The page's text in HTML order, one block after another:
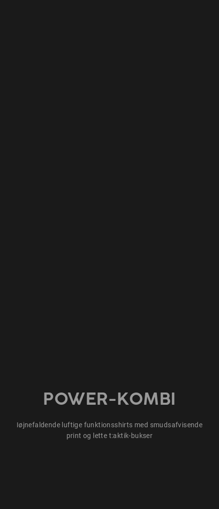
POWER-KOMBI
Iøjnefaldende luftige funktionsshirts med smudsafvisende
print og lette t:aktik-bukser